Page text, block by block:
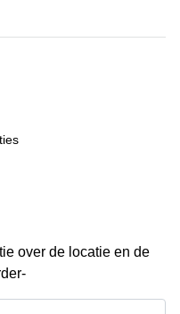
over de locatie en de